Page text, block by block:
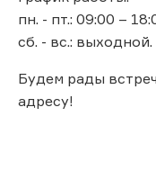
пн. - пт.: 09:00 –
сб. - вс.: выходной.
Будем рады
адресу!